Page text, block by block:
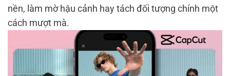
nền, làm mờ hậu cảnh hay tách đối tượng chính một
cách mượt mà.